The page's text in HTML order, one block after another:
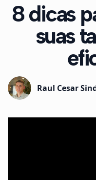
8 dicas
suas
Raul Cesar